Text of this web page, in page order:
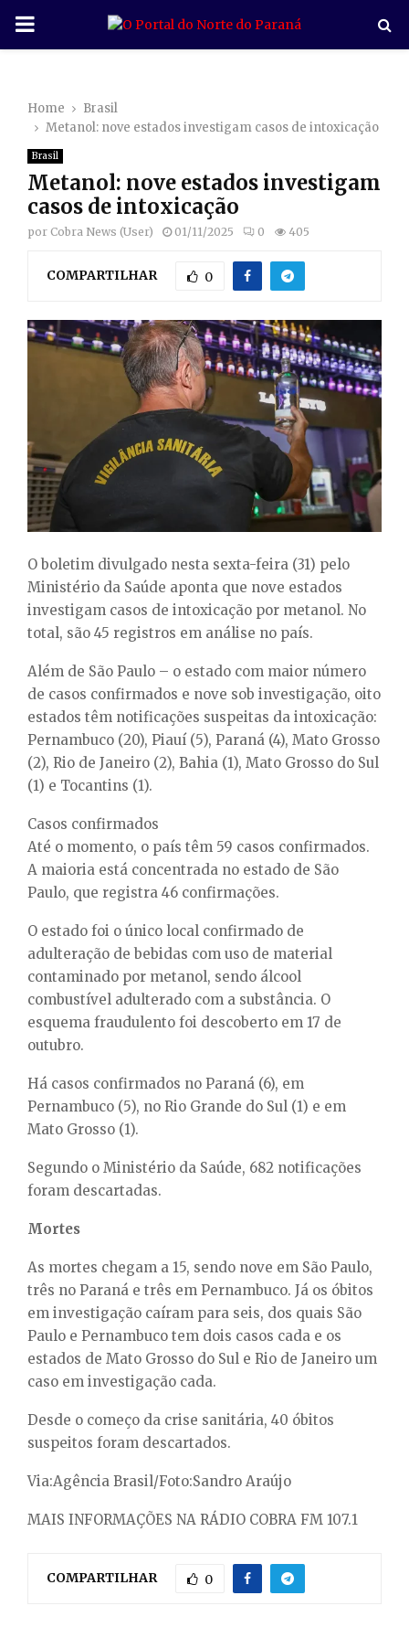
P
M
A
Y
N
U
Home
Brasil
Metanol: nove estados investigam casos de intoxicação
Brasil
Metanol: nove estados investigam
casos de intoxicação
por Cobra News (User) 01/11/2025 0 405
COMPARTILHAR 0
O boletim divulgado nesta sexta-feira (31) pelo
Ministério da Saúde aponta que nove estados
investigam casos de intoxicação por metanol. No
total, são 45 registros em análise no país.
Além de São Paulo – o estado com maior número
de casos confirmados e nove sob investigação, oito
estados têm notificações suspeitas da intoxicação:
Pernambuco (20), Piauí (5), Paraná (4), Mato Grosso
(2), Rio de Janeiro (2), Bahia (1), Mato Grosso do Sul
(1) e Tocantins (1).
Casos confirmados
Até o momento, o país têm 59 casos confirmados.
A maioria está concentrada no estado de São
Paulo, que registra 46 confirmações.
O estado foi o único local confirmado de
adulteração de bebidas com uso de material
contaminado por metanol, sendo álcool
combustível adulterado com a substância. O
esquema fraudulento foi descoberto em 17 de
outubro.
Há casos confirmados no Paraná (6), em
Pernambuco (5), no Rio Grande do Sul (1) e em
Mato Grosso (1).
Segundo o Ministério da Saúde, 682 notificações
foram descartadas.
Mortes
As mortes chegam a 15, sendo nove em São Paulo,
três no Paraná e três em Pernambuco. Já os óbitos
em investigação caíram para seis, dos quais São
Paulo e Pernambuco tem dois casos cada e os
estados de Mato Grosso do Sul e Rio de Janeiro um
caso em investigação cada.
Desde o começo da crise sanitária, 40 óbitos
suspeitos foram descartados.
Via:Agência Brasil/Foto:Sandro Araújo
MAIS INFORMAÇÕES NA RÁDIO COBRA FM 107.1
COMPARTILHAR 0